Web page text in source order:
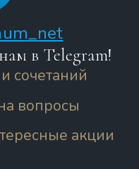
в Telegram!
сочетаний
вопросы
акции